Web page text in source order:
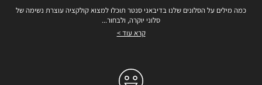
כמה מילים על הסלונים שלנו בדיבאני סנטר תוכלו למצוא קולקציה עוצרת נשימה של
סלוני יוקרה, ולבחור...
קרא עוד >